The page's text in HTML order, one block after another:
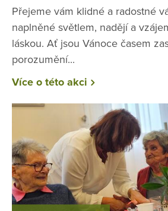
Přejeme vám klidné a radostné
naplněné světlem, nadějí a
láskou. Ať jsou Vánoce časem
porozumění...
Více o této akci